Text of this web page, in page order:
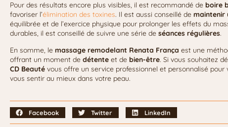
Pour des résultats encore plus visibles, il est recommandé de boire
favoriser l’élimination des toxines. Il est aussi conseillé de maintenir
équilibrée et de l’exercice physique pour prolonger les effets du
durables, il est conseillé de suivre une série de séances régulières.
En somme, le massage remodelant Renata França est une
offrant un moment de détente et de bien-être. Si vous souhaitez
CD Beauté vous offre un service professionnel et personnalisé
vous sentir au mieux dans votre peau.
Facebook Twitter LinkedIn